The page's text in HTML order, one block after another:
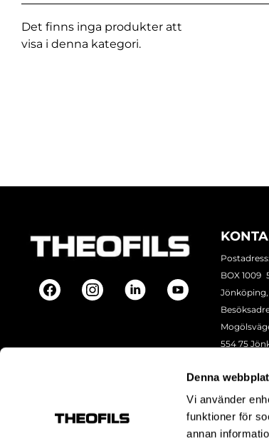
Denna
Vi använder
funktioner för
annan
Det finns inga produkter att
visa i denna kategori.
BOX 1009
554 75
Epost:
Org. nr